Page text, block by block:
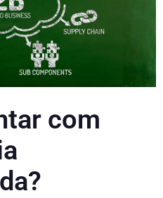
com